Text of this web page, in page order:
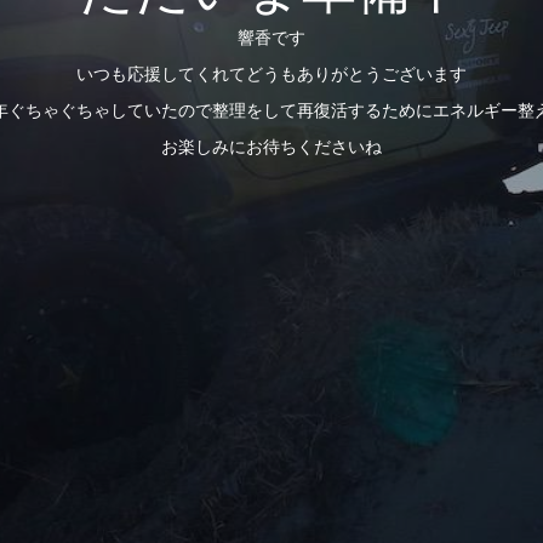
響香です
いつも応援してくれてどうもありがとうございます
ぐちゃぐちゃしていたので整理をして再復活するためにエネルギー整
お楽しみにお待ちくださいね